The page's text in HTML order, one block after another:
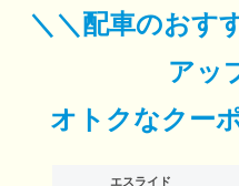
＼＼配車のおす
アッ
オトクなクー
エスライド